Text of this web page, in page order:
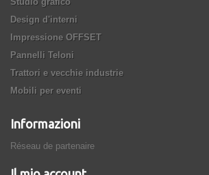
Design d'interni
Impressione OFFSET
Pannelli Teloni
Trattori e vecchie industrie
Mobili per eventi
Informazioni
Réseau de partenaire